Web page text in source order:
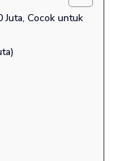
Juta, Cocok untuk